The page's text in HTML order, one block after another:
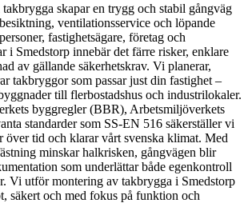
skapar en trygg och stabil gångväg
ventilationsservice och löpande
fastighetsägare, företag och
i Smedstorp innebär det färre risker, enklare
av gällande säkerhetskrav. Vi planerar,
takbryggor som passar just din fastighet –
till flerbostadshus och industrilokaler.
byggregler (BBR), Arbetsmiljöverkets
standarder som SS-EN 516 säkerställer vi
över tid och klarar vårt svenska klimat. Med
minskar halkrisken, gångvägen blir
som underlättar både egenkontroll
Vi utför montering av takbrygga i Smedstorp
säkert och med fokus på funktion och